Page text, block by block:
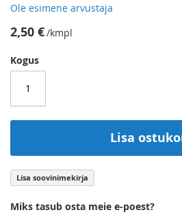
end
of
the
gallery
the
beginning
of
images
Ole esimene arvustaja
2,50 €/kmpl
Kogus
Lisa
Lisa soovinimekirja
Miks tasub osta meie e-poest?